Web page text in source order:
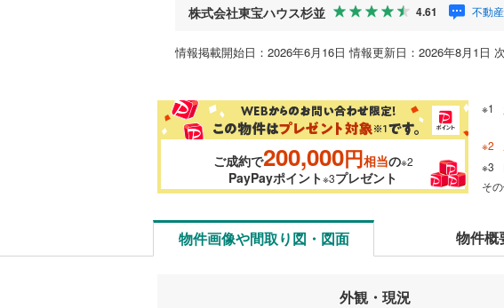
株式会社東宝ハウス杉並
4.61 不動
情報掲載開始日：2026年6月16日 情報更新日：2026年8月1日
ご成約で200,000円相当の※2
PayPayポイント※3プレゼント
そ
物件画像や間取り図・図面 物件概
外観・現況